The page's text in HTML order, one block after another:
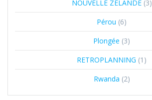
NOUVELLE ZÉLANDE(3)
Pérou (6)
Plongée (3)
RETROPLANNING (1)
Rwanda (2)